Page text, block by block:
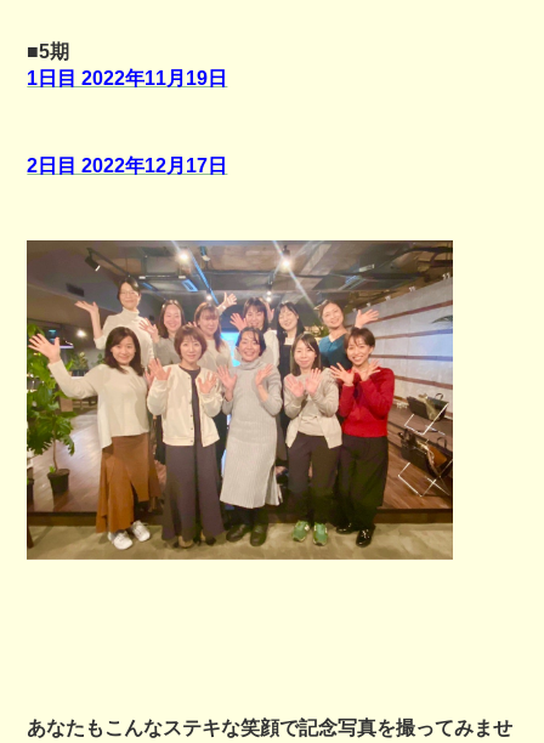
■5期
1日目 2022年11月19日
2日目 2022年12月17日
あなたもこんなステキな笑顔で記念写真を撮ってみませ